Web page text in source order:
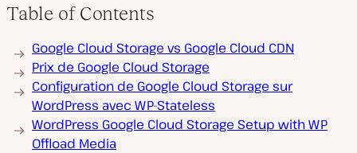
Table of Contents
Google Cloud Storage vs Google Cloud CDN
Prix de Google Cloud Storage
Configuration de Google Cloud Storage sur
WordPress avec WP-Stateless
WordPress Google Cloud Storage Setup with WP
Offload Media